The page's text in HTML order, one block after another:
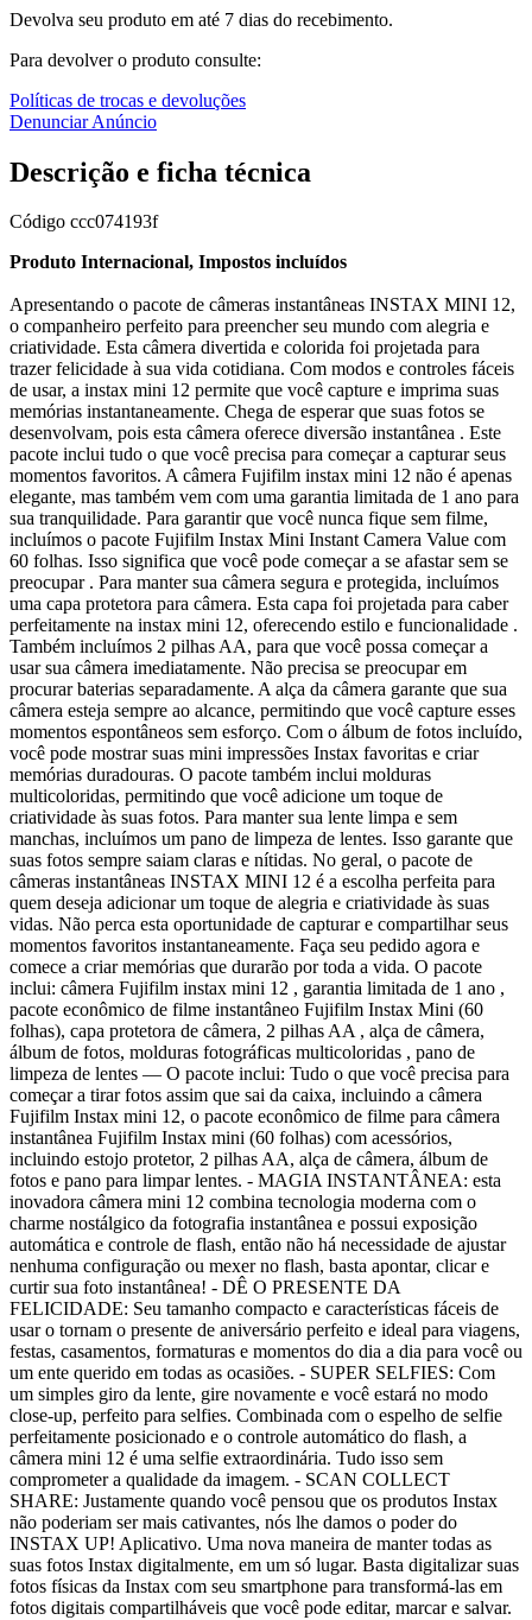
Devolva seu produto em até 7 dias do recebimento.
Para devolver o produto consulte:
Políticas de trocas e devoluções
Denunciar Anúncio
Descrição e ficha técnica
Código ccc074193f
Produto Internacional, Impostos incluídos
Apresentando o pacote de câmeras instantâneas INSTAX MINI 12,
o companheiro perfeito para preencher seu mundo com alegria e
criatividade. Esta câmera divertida e colorida foi projetada para
trazer felicidade à sua vida cotidiana. Com modos e controles fáceis
de usar, a instax mini 12 permite que você capture e imprima suas
memórias instantaneamente. Chega de esperar que suas fotos se
desenvolvam, pois esta câmera oferece diversão instantânea . Este
pacote inclui tudo o que você precisa para começar a capturar seus
momentos favoritos. A câmera Fujifilm instax mini 12 não é apenas
elegante, mas também vem com uma garantia limitada de 1 ano para
sua tranquilidade. Para garantir que você nunca fique sem filme,
incluímos o pacote Fujifilm Instax Mini Instant Camera Value com
60 folhas. Isso significa que você pode começar a se afastar sem se
preocupar . Para manter sua câmera segura e protegida, incluímos
uma capa protetora para câmera. Esta capa foi projetada para caber
perfeitamente na instax mini 12, oferecendo estilo e funcionalidade .
Também incluímos 2 pilhas AA, para que você possa começar a
usar sua câmera imediatamente. Não precisa se preocupar em
procurar baterias separadamente. A alça da câmera garante que sua
câmera esteja sempre ao alcance, permitindo que você capture esses
momentos espontâneos sem esforço. Com o álbum de fotos incluído,
você pode mostrar suas mini impressões Instax favoritas e criar
memórias duradouras. O pacote também inclui molduras
multicoloridas, permitindo que você adicione um toque de
criatividade às suas fotos. Para manter sua lente limpa e sem
manchas, incluímos um pano de limpeza de lentes. Isso garante que
suas fotos sempre saiam claras e nítidas. No geral, o pacote de
câmeras instantâneas INSTAX MINI 12 é a escolha perfeita para
quem deseja adicionar um toque de alegria e criatividade às suas
vidas. Não perca esta oportunidade de capturar e compartilhar seus
momentos favoritos instantaneamente. Faça seu pedido agora e
comece a criar memórias que durarão por toda a vida. O pacote
inclui: câmera Fujifilm instax mini 12 , garantia limitada de 1 ano ,
pacote econômico de filme instantâneo Fujifilm Instax Mini (60
folhas), capa protetora de câmera, 2 pilhas AA , alça de câmera,
álbum de fotos, molduras fotográficas multicoloridas , pano de
limpeza de lentes — O pacote inclui: Tudo o que você precisa para
começar a tirar fotos assim que sai da caixa, incluindo a câmera
Fujifilm Instax mini 12, o pacote econômico de filme para câmera
instantânea Fujifilm Instax mini (60 folhas) com acessórios,
incluindo estojo protetor, 2 pilhas AA, alça de câmera, álbum de
fotos e pano para limpar lentes. - MAGIA INSTANTÂNEA: esta
inovadora câmera mini 12 combina tecnologia moderna com o
charme nostálgico da fotografia instantânea e possui exposição
automática e controle de flash, então não há necessidade de ajustar
nenhuma configuração ou mexer no flash, basta apontar, clicar e
curtir sua foto instantânea! - DÊ O PRESENTE DA
FELICIDADE: Seu tamanho compacto e características fáceis de
usar o tornam o presente de aniversário perfeito e ideal para viagens,
festas, casamentos, formaturas e momentos do dia a dia para você ou
um ente querido em todas as ocasiões. - SUPER SELFIES: Com
um simples giro da lente, gire novamente e você estará no modo
close-up, perfeito para selfies. Combinada com o espelho de selfie
perfeitamente posicionado e o controle automático do flash, a
câmera mini 12 é uma selfie extraordinária. Tudo isso sem
comprometer a qualidade da imagem. - SCAN COLLECT
SHARE: Justamente quando você pensou que os produtos Instax
não poderiam ser mais cativantes, nós lhe damos o poder do
INSTAX UP! Aplicativo. Uma nova maneira de manter todas as
suas fotos Instax digitalmente, em um só lugar. Basta digitalizar suas
fotos físicas da Instax com seu smartphone para transformá-las em
fotos digitais compartilháveis que você pode editar, marcar e salvar.